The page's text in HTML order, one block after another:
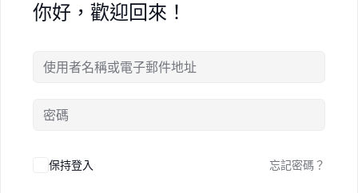
你好，歡迎回來！
保持登入 忘記密碼？